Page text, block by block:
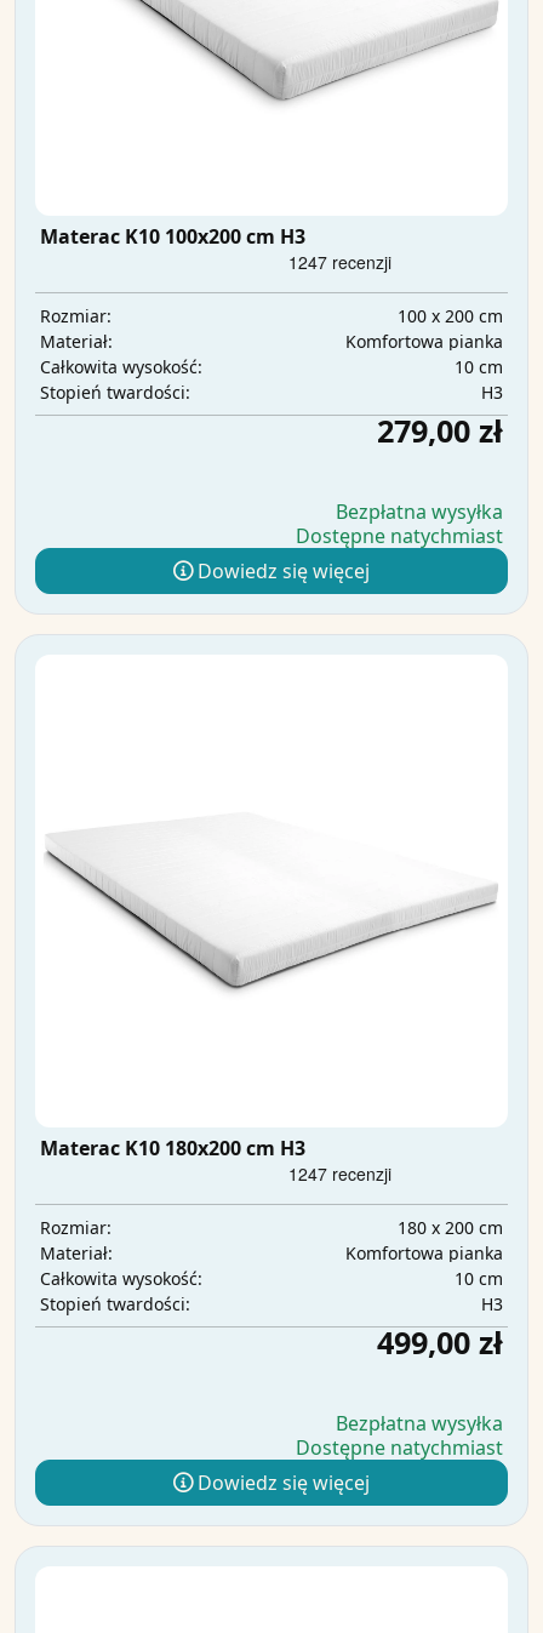
Materac K10 100x200 cm H3
Rozmiar:
100 x 200 cm
Materiał:
Komfortowa pianka
Całkowita wysokość:
10 cm
Stopień twardości:
H3
279,00 zł
Bezpłatna wysyłka
Dostępne natychmiast
Dowiedz się więcej
Materac K10 180x200 cm H3
Rozmiar:
180 x 200 cm
Materiał:
Komfortowa pianka
Całkowita wysokość:
10 cm
Stopień twardości:
H3
499,00 zł
Bezpłatna wysyłka
Dostępne natychmiast
Dowiedz się więcej